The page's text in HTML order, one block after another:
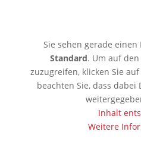
Sie sehen gerade
Standard. Um auf
zuzugreifen, klicken Sie
beachten Sie, dass
Inhalt
Weitere